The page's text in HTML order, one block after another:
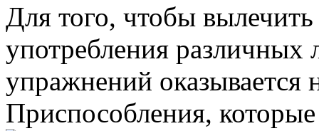
Для того, чтобы
употребления различных
упражнений оказывается
Приспособления,